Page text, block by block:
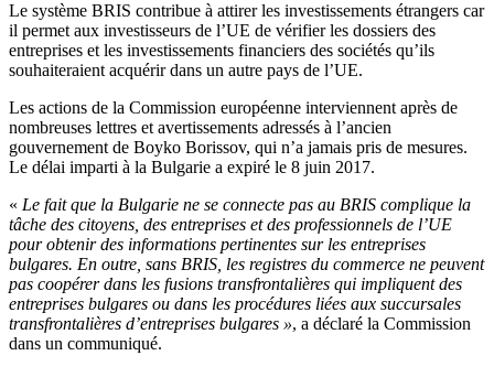
Le système BRIS contribue à attirer les investissements étrangers car
il permet aux investisseurs de l’UE de vérifier les dossiers des
entreprises et les investissements financiers des sociétés qu’ils
souhaiteraient acquérir dans un autre pays de l’UE.
Les actions de la Commission européenne interviennent après de
nombreuses lettres et avertissements adressés à l’ancien
gouvernement de Boyko Borissov, qui n’a jamais pris de mesures.
Le délai imparti à la Bulgarie a expiré le 8 juin 2017.
« Le fait que la Bulgarie ne se connecte pas au BRIS complique la
tâche des citoyens, des entreprises et des professionnels de l’UE
pour obtenir des informations pertinentes sur les entreprises
bulgares. En outre, sans BRIS, les registres du commerce ne peuvent
pas coopérer dans les fusions transfrontalières qui impliquent des
entreprises bulgares ou dans les procédures liées aux succursales
transfrontalières d’entreprises bulgares », a déclaré la Commission
dans un communiqué.